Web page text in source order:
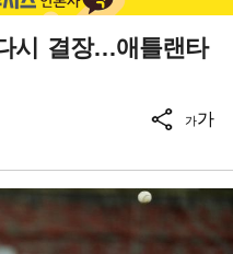
시 결장…애틀랜타
가가